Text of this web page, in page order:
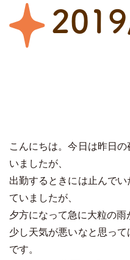
こんにちは。今日は昨日
いましたが、
出勤するときには止んで
ていましたが、
夕方になって急に大粒の雨
少し天気が悪いなと思っ
です。